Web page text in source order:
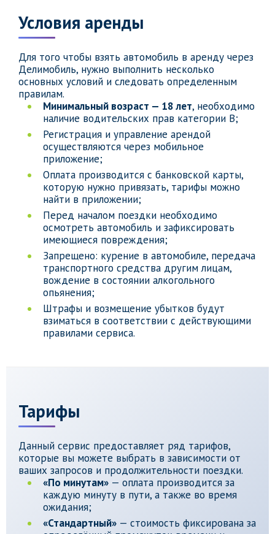
Условия аренды
Для того чтобы взять автомобиль в аренду через
Делимобиль, нужно выполнить несколько
основных условий и следовать определенным
правилам.
Минимальный возраст — 18 лет, необходимо
наличие водительских прав категории B;
Регистрация и управление арендой
осуществляются через мобильное
приложение;
Оплата производится с банковской карты,
которую нужно привязать, тарифы можно
найти в приложении;
Перед началом поездки необходимо
осмотреть автомобиль и зафиксировать
имеющиеся повреждения;
Запрещено: курение в автомобиле, передача
транспортного средства другим лицам,
вождение в состоянии алкогольного
опьянения;
Штрафы и возмещение убытков будут
взиматься в соответствии с действующими
правилами сервиса.
Тарифы
Данный сервис предоставляет ряд тарифов,
которые вы можете выбрать в зависимости от
ваших запросов и продолжительности поездки.
«По минутам» — оплата производится за
каждую минуту в пути, а также во время
ожидания;
«Стандартный» — стоимость фиксирована за